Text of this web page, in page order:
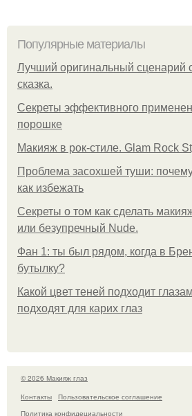
Популярные материалы
Лучший оригинальный сценарий
сказка.
Секреты эффективного
порошке
Макияж в рок-стиле. Glam Rock
Проблема засохшей туши:
как избежать
Секреты о том как сделать
или безупречный Nude.
Фан 1: ты был рядом, когда в
бутылку?
Какой цвет теней подходит
подходят для карих глаз
© 2026 Макияж глаз
Контакты
Пользовательское соглашение
Политика конфидециальности